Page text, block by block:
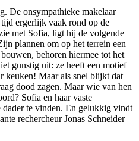
De onsympathieke makelaar
ergerlijk vaak rond op de
met Sofia, ligt hij de volgende
plannen om op het terrein een
behoren hiermee tot het
gunstig uit: ze heeft een motief
keuken! Maar als snel blijkt dat
dood zagen. Maar wie van hen
Sofia en haar vaste
dader te vinden. En gelukkig vindt
rechercheur Jonas Schneider